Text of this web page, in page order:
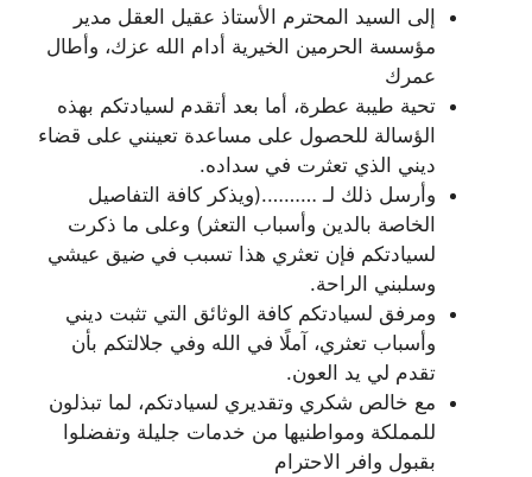
إلى السيد المحترم الأستاذ عقيل العقل مدير
مؤسسة الحرمين الخيرية أدام الله عزك، وأطال
عمرك
تحية طيبة عطرة، أما بعد أتقدم لسيادتكم بهذه
الؤسالة للحصول على مساعدة تعينني على قضاء
ديني الذي تعثرت في سداده.
وأرسل ذلك لـ ……….(ويذكر كافة التفاصيل
الخاصة بالدين وأسباب التعثر) وعلى ما ذكرت
لسيادتكم فإن تعثري هذا تسبب في ضيق عيشي
وسلبني الراحة.
ومرفق لسيادتكم كافة الوثائق التي تثبت ديني
وأسباب تعثري، آملًا في الله وفي جلالتكم بأن
تقدم لي يد العون.
مع خالص شكري وتقديري لسيادتكم، لما تبذلون
للمملكة ومواطنيها من خدمات جليلة وتفضلوا
بقبول وافر الاحترام